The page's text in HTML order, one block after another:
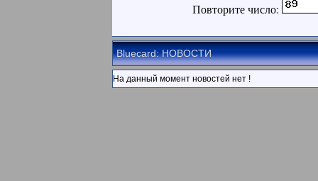
Повторите число:
Bluecard: НОВОСТИ
На данный момент новостей нет !